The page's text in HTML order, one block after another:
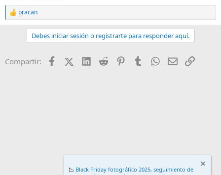
R
e
o
pracan
Debes iniciar sesión o registrarte para responder aquí.
Compartir: FacebookX (Twitter)
LinkedIn
Reddit PinterestTumblr WhatsApp
EmailEnlace
📉 Black Friday fotográfico 2025, seguimiento de